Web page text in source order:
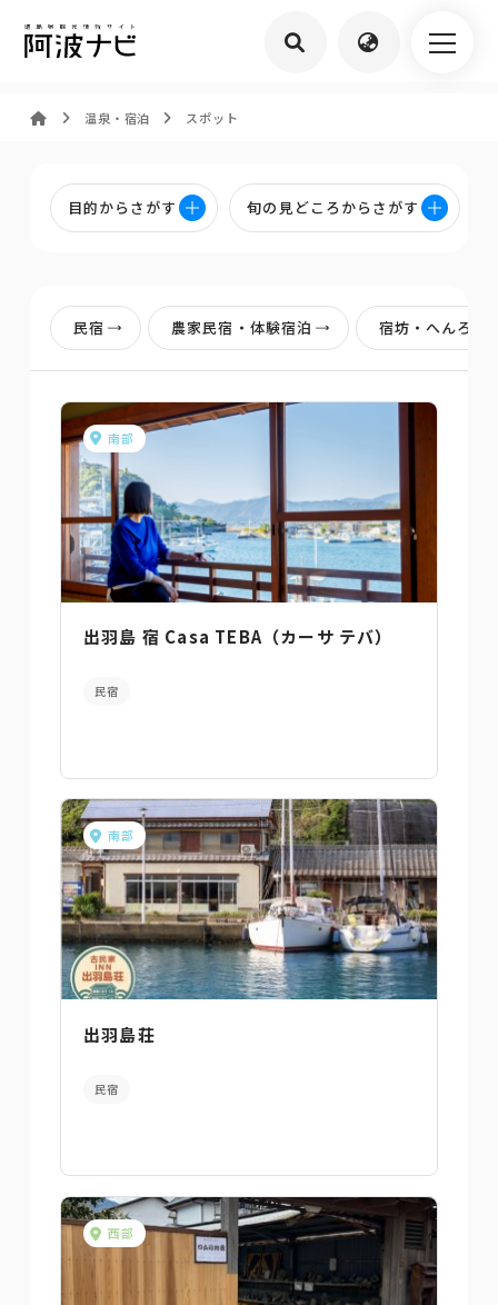
温泉・宿泊 スポット
目的からさがす 旬の見どころからさがす
民宿 農家民宿・体験宿泊 宿坊・へんろ宿
南部
出羽島 宿 Casa TEBA（カーサ テバ）
民宿
南部
出羽島荘
民宿
西部